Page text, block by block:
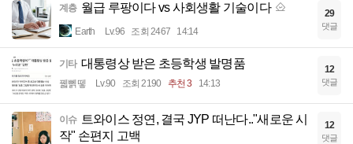
계층 월급 루팡이다 vs 사회생활 기술이다
Earth Lv.96 조회 2467 14:14
29
댓글
기타 대통령상 받은 초등학생 발명품
꿻뻵뗗 Lv.90 조회 2190 추천 3 14:13
12
댓글
이슈
트와이스 정연, 결국 JYP 떠난다.."새로운 시
작" 손편지 고백
12
댓글